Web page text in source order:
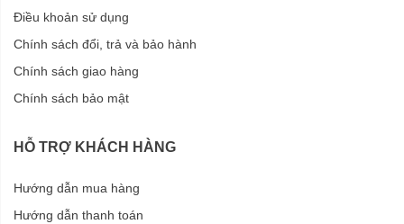
Điều khoản sử dụng
Chính sách đổi, trả và bảo hành
Chính sách giao hàng
Chính sách bảo mật
HỖ TRỢ KHÁCH HÀNG
Hướng dẫn mua hàng
Hướng dẫn thanh toán